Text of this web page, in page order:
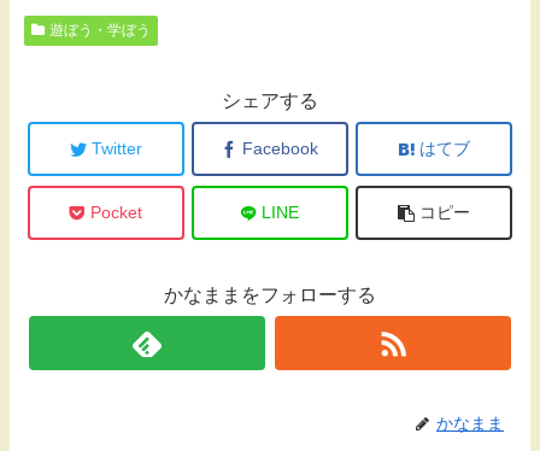
遊ぼう・学ぼう
シェアする
Twitter Facebook はてブ
Pocket LINE コピー
かなままをフォローする
かなまま